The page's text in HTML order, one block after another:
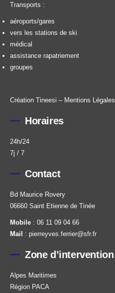
Transports :
aéroports/gares
vers les stations de ski
médical
assistance rapatriement
groupes
Création Tineesi – Mentions Légales
Horaires
24h/24
7j / 7
Contact
Bd Maurice Rovery
06660 Saint Etienne de Tinée
Mobile : 06 11 09 04 66
Mail
: pierreyves.ferrier@sfr.fr
Zone d’intervention
Alpes Maritimes
Région PACA